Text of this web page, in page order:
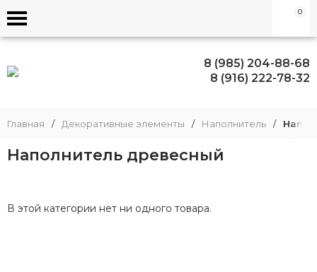
0
8 (985) 204-88-68
8 (916) 222-78-32
Главная / Декоративные элементы / Наполнитель /
Наполнитель древесный
В этой категории нет ни одного товара.